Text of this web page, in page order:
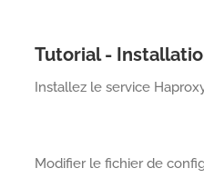
Tutorial -
Installez le service
Modifier le fichier de